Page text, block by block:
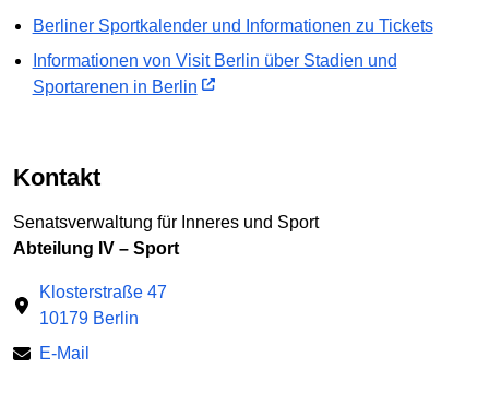
Berliner Sportkalender und Informationen zu Tickets
Informationen von Visit Berlin über Stadien und
Sportarenen in Berlin
Kontakt
Senatsverwaltung für Inneres und Sport
Abteilung IV – Sport
Klosterstraße 47
10179 Berlin
E-Mail